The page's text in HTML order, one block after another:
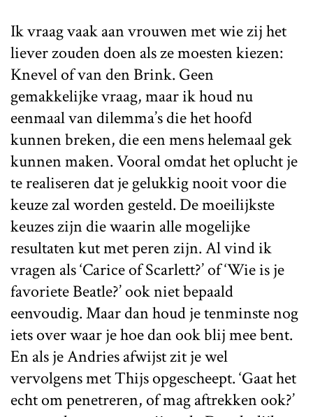
Ik vraag vaak aan vrouwen met wie zij het
liever zouden doen als ze moesten kiezen:
Knevel of van den Brink. Geen
gemakkelijke vraag, maar ik houd nu
eenmaal van dilemma’s die het hoofd
kunnen breken, die een mens helemaal gek
kunnen maken. Vooral omdat het oplucht je
te realiseren dat je gelukkig nooit voor die
keuze zal worden gesteld. De moeilijkste
keuzes zijn die waarin alle mogelijke
resultaten kut met peren zijn. Al vind ik
vragen als ‘Carice of Scarlett?’ of ‘Wie is je
favoriete Beatle?’ ook niet bepaald
eenvoudig. Maar dan houd je tenminste nog
iets over waar je hoe dan ook blij mee bent.
En als je Andries afwijst zit je wel
vervolgens met Thijs opgescheept. ‘Gaat het
echt om penetreren, of mag aftrekken ook?’